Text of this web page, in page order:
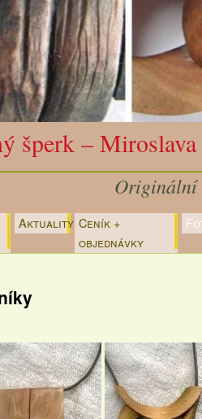
šperk –
Originální
Aktuality Ceník +
objednávky